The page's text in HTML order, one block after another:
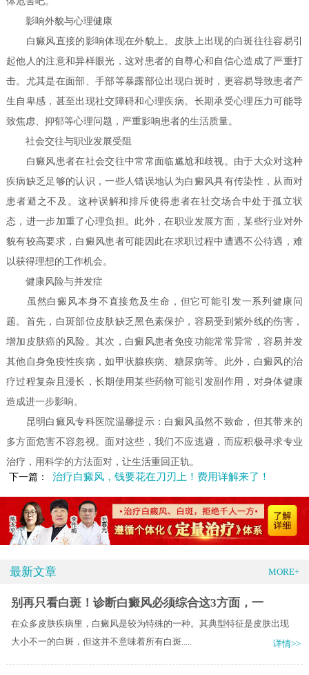
影响外貌与心理健康
白癜风直接的影响体现在外貌上。皮肤上出现的白斑往往容易引
起他人的注意和异样眼光，这对患者的自尊心和自信心造成了严重打
击。尤其是在面部、手部等暴露部位出现白斑时，更容易导致患者产
生自卑感，甚至出现社交障碍和心理疾病。长期承受心理压力可能导
致焦虑、抑郁等心理问题，严重影响患者的生活质量。
社会交往与职业发展受阻
白癜风患者在社会交往中常常面临尴尬和歧视。由于大众对这种
疾病缺乏足够的认识，一些人错误地认为白癜风具有传染性，从而对
患者避之不及。这种误解和排斥使得患者在社交场合中处于孤立状
态，进一步加重了心理负担。此外，在职业发展方面，某些行业对外
貌有较高要求，白癜风患者可能因此在求职过程中遭遇不公待遇，难
以获得理想的工作机会。
健康风险与并发症
虽然白癜风本身不直接危及生命，但它可能引发一系列健康问
题。首先，白斑部位皮肤缺乏黑色素保护，容易受到紫外线的伤害，
增加皮肤癌的风险。其次，白癜风患者免疫功能常常异常，容易并发
其他自身免疫性疾病，如甲状腺疾病、糖尿病等。此外，白癜风的治
疗过程复杂且漫长，长期使用某些药物可能引发副作用，对身体健康
造成进一步影响。
昆明白癜风专科医院温馨提示：白癜风虽然不致命，但其带来的
多方面危害不容忽视。面对这些，我们不应逃避，而应积极寻求专业
治疗，用科学的方法面对，让生活重回正轨。
下一篇：
治疗白癜风，钱要花在刀刃上！费用详解来了！
最新文章 MORE+
别再只看白斑！诊断白癜风必须综合这3方面，一
在众多皮肤疾病里，白癜风是较为特殊的一种。其典型特征是皮肤出现
大小不一的白斑，但这并不意味着所有白斑.....
详情>>